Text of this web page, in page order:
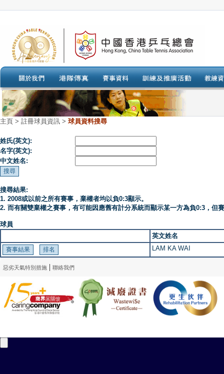
主頁 > 註冊球員資訊 > 球員資料搜尋
姓氏(英文):
名字(英文):
中文姓名:
搜尋結果:
1. 2008或以前之所有賽事，棄權者均以負0:3顯示。
2. 而有關雙棄權之賽事，有可能因應舊有計分系統而顯示某一方為負0:3，但
球員
英文姓名
LAM KA WAI